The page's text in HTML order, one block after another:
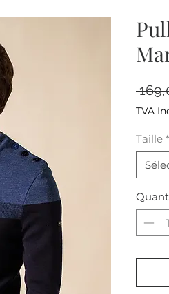
TVA
Taille *